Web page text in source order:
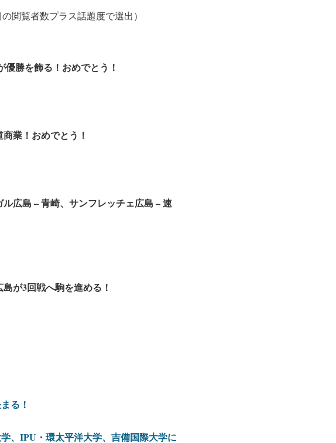
閲覧者数プラス話題度で選出）
勝を飾る！おめでとう！
業！おめでとう！
ル広島 –青崎、サンフレッチェ広島 –速
島が3回戦へ駒を進める！
る！
、IPU・環太平洋大学、吉備国際大学に